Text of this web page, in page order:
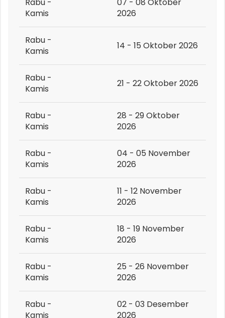
Kamis
2026
Rabu -
Kamis
14 - 15 Oktober 2026
Rabu -
Kamis
21 - 22 Oktober 2026
Rabu -
Kamis
28 - 29 Oktober
2026
Rabu -
Kamis
04 - 05 November
2026
Rabu -
Kamis
11 - 12 November
2026
Rabu -
Kamis
18 - 19 November
2026
Rabu -
Kamis
25 - 26 November
2026
Rabu -
Kamis
02 - 03 Desember
2026